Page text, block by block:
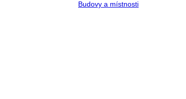
Budovy a místnosti